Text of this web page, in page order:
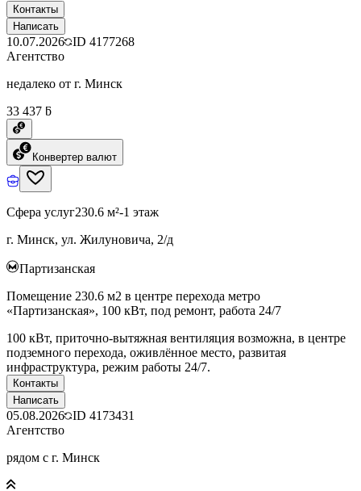
Контакты
Написать
10.07.2026 ID 4177268
Агентство
недалеко от г. Минск
33 437 ƃ
Конвертер валют
Сфера услуг230.6 м²-1 этаж
г. Минск, ул. Жилуновича, 2/д
Партизанская
Помещение 230.6 м2 в центре перехода метро
«Партизанская», 100 кВт, под ремонт, работа 24/7
100 кВт, приточно-вытяжная вентиляция возможна, в центре
подземного перехода, оживлённое место, развитая
инфраструктура, режим работы 24/7.
Контакты
Написать
05.08.2026 ID 4173431
Агентство
рядом с г. Минск